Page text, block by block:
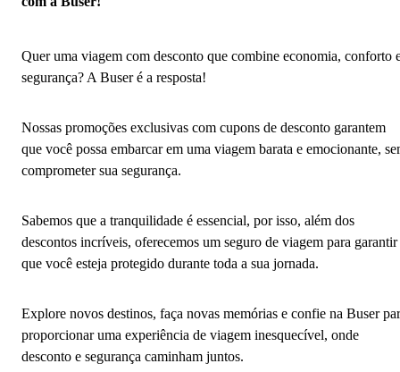
Quer uma viagem com desconto que combine economia, conforto
segurança? A Buser é a resposta!
Nossas promoções exclusivas com cupons de desconto garantem
que você possa embarcar em uma viagem barata e emocionante,
comprometer sua segurança.
Sabemos que a tranquilidade é essencial, por isso, além dos
descontos incríveis, oferecemos um seguro de viagem para garantir
que você esteja protegido durante toda a sua jornada.
Explore novos destinos, faça novas memórias e confie na Buser
proporcionar uma experiência de viagem inesquecível, onde
desconto e segurança caminham juntos.